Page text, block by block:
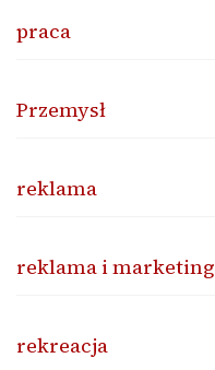
praca
Przemysł
reklama
reklama i marketing
rekreacja